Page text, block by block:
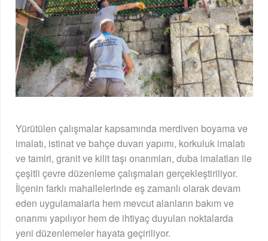
Yürütülen çalışmalar kapsamında merdiven boyama ve
imalatı, istinat ve bahçe duvarı yapımı, korkuluk imalatı
ve tamiri, granit ve kilit taşı onarımları, duba imalatları ile
çeşitli çevre düzenleme çalışmaları gerçekleştiriliyor.
İlçenin farklı mahallelerinde eş zamanlı olarak devam
eden uygulamalarla hem mevcut alanların bakım ve
onarımı yapılıyor hem de ihtiyaç duyulan noktalarda
yeni düzenlemeler hayata geçiriliyor.